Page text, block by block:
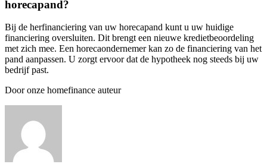
horecapand?
Bij de herfinanciering van uw horecapand kunt u uw huidige
financiering oversluiten. Dit brengt een nieuwe kredietbeoordeling
met zich mee. Een horecaondernemer kan zo de financiering van het
pand aanpassen. U zorgt ervoor dat de hypotheek nog steeds bij uw
bedrijf past.
Door onze homefinance auteur